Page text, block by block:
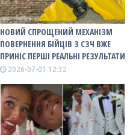
НОВИЙ СПРОЩЕНИЙ МЕХАНІЗМ
ПОВЕРНЕННЯ БІЙЦІВ З СЗЧ ВЖЕ
ПРИНІС ПЕРШІ РЕАЛЬНІ РЕЗУЛЬТАТИ
2026-07-01 12:32